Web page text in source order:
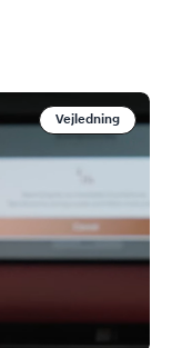
Vejledning